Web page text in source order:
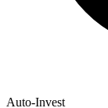
Auto-Invest